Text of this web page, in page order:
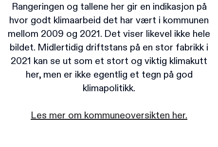
Rangeringen og tallene her gir en indikasjon på
hvor godt klimaarbeid det har vært i kommunen
mellom 2009 og 2021. Det viser likevel ikke hele
bildet. Midlertidig driftstans på en stor fabrikk i
2021 kan se ut som et stort og viktig klimakutt
her, men er ikke egentlig et tegn på god
klimapolitikk.
Les mer om kommuneoversikten her.